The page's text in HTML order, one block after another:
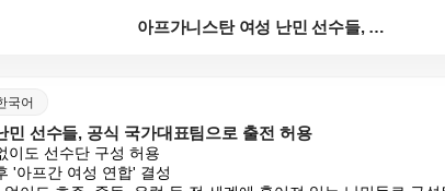
아프가니스탄 여성 난민 선수들, 공식 국가대표팀으로 출...
국어
민 선수들, 공식 국가대표팀으로 출전 허용
이도 선수단 구성 허용
'아프간 여성 연합' 결성